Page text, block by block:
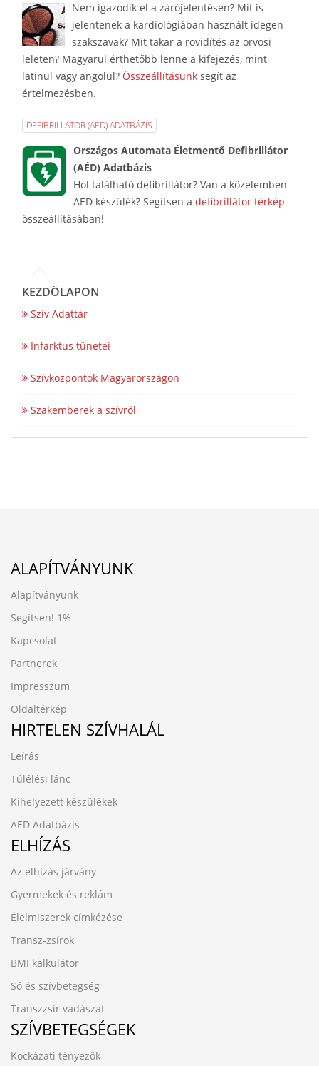
Nem igazodik el a zárójelentésen? Mit is
jelentenek a kardiológiában használt idegen
szakszavak? Mit takar a rövidítés az orvosi
leleten? Magyarul érthetőbb lenne a kifejezés, mint
latinul vagy angolul? Összeállításunk segít az
értelmezésben.
DEFIBRILLÁTOR (AÉD) ADATBÁZIS
Országos Automata Életmentő Defibrillátor
(AÉD) Adatbázis
Hol található defibrillátor? Van a közelemben
AED készülék? Segítsen a defibrillátor térkép
összeállításában!
KEZDŐLAPON
Szív Adattár
Infarktus tünetei
Szívközpontok Magyarországon
Szakemberek a szívről
ALAPÍTVÁNYUNK
Alapítványunk
Segítsen! 1%
Kapcsolat
Partnerek
Impresszum
Oldaltérkép
HIRTELEN SZÍVHALÁL
Leírás
Túlélési lánc
Kihelyezett készülékek
AED Adatbázis
ELHÍZÁS
Az elhízás járvány
Gyermekek és reklám
Élelmiszerek címkézése
Transz-zsírok
BMI kalkulátor
Só és szívbetegség
Transzzsír vadászat
SZÍVBETEGSÉGEK
Kockázati tényezők